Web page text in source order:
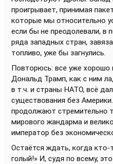
проигрывает, принимая
которые мы относительно
если бы не преодолевали, в
ряда западных стран,
топливо, уже бы загнулись.
Повторюсь: все уже хорошо
Дональд Трамп, как с ним
в т.ч. и страны НАТО, всё
существования без
продолжают стремительно
мирового жандарма и
император без
Остаётся ждать, когда кто-
голый!» И, судя по всему,